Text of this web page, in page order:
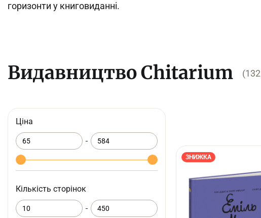
горизонти у книговиданні.
Видавництво Chitarium
Ціна
Кількість сторінок
ЗНИЖКА